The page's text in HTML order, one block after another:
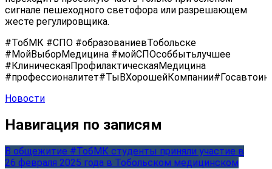
сигнале пешеходного светофора или разрешающем
жесте регулировщика.
#ТобМК #СПО #образованиевТобольске
#МойВыборМедицина #мойСПОсоббытьлучшее
#КлиническаяПрофилактическаяМедицина
Новости
Навигация по записям
В общежитие #ТобМК студенты приняли участие в
26 февраля 2025 года в Тобольском медицинском